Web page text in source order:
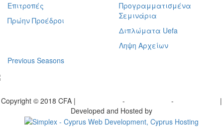
Επιτροπές
Πρώην Προέδροι
Προγραμματισμένα
Σεμινάρια
Διπλώματα Uefa
Ληψη Αρχείων
Previous Seasons
Copyright © 2018 CFA | - -
|
Developed and Hosted by